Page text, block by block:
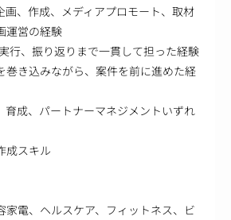
画、作成、メディアプロモート、取材
運営の経験
行、振り返りまで一貫して担った経験
巻き込みながら、案件を前に進めた経
育成、パートナーマネジメントいずれ
成スキル
家電、ヘルスケア、フィットネス、ビ